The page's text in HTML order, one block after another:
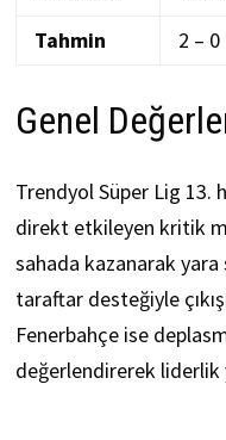
Tahmin
2 – 0
Genel
Trendyol Süper Lig 13.
direkt etkileyen kritik
sahada kazanarak
taraftar desteğiyle
Fenerbahçe ise
değerlendirerek liderlik